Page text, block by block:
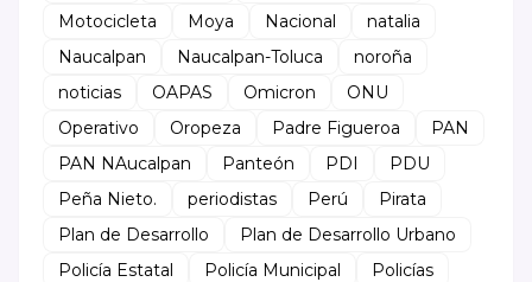
Motocicleta
Moya Nacional
natalia
Naucalpan
Naucalpan-Toluca
noroña
noticias
OAPAS Omicron
ONU
Operativo
Oropeza Padre Figueroa
PAN
PAN NAucalpan
Panteón PDI
PDU
Peña Nieto.
periodistas Perú
Pirata
Plan de Desarrollo
Plan de Desarrollo Urbano
Policía Estatal
Policía Municipal
Policías